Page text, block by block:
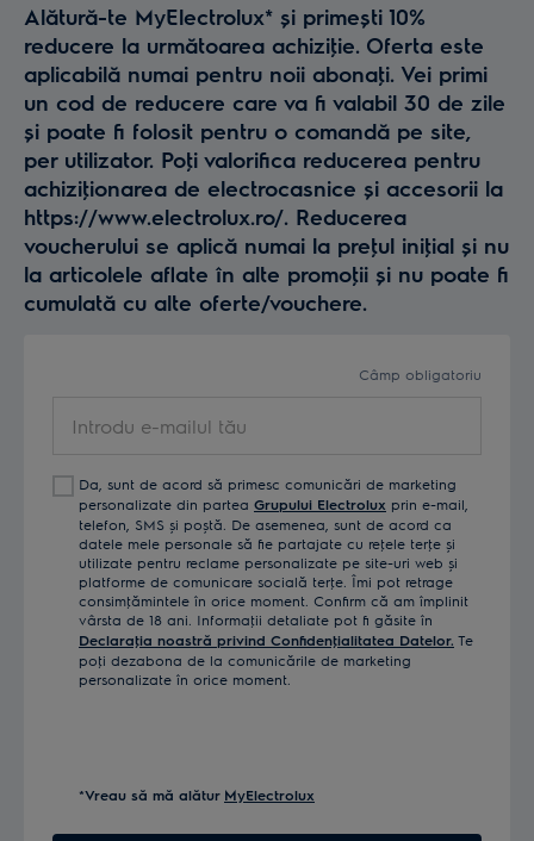
cele ce urmeaza "Campania") este compania
Electrolux Romania S.Acu sediul social in
Mun. Satu Mare, Calea Traian 23-29, jud. Satu
Mare, Punct de lucru în Bd. Aviatorilor nr. 41,
sector 1, București, inregistrata la Registrul
Comertului sub nr. J30/1/1990, Cod Unic de
Inregistrare RO2385817 (denumita in cele ce
urmeaza “Organizatorul”).
1.2Campania“Adrian Narteași Electrolux te
premiază cu un aspirator vertical Seria 800
juridica romana, cu sediul in str. Grigore
Sector 1, Bucuresti, inregistrata la Registrul
10596424, reprezentata prin Roxana-Costina
Dascălu, Director General, care are si calitatea de
imputernicit al Organizatorului (denumita in cele ce
urmeaza, „Imputernicit al Organizatorului” sau
„Agentia”).
SECTIUNEA 2. REGULAMENTUL CAMPANIEI
Campania se va desfasura conform prevederilor
derularea Campaniei si in conformitate cu
Alătură-te MyElectrolux* și primești 10%
reducere la următoarea achiziţie. Oferta este
aplicabilă numai pentru noii abonaţi. Vei primi
un cod de reducere care va fi valabil 30 de zile
și poate fi folosit pentru o comandă pe site,
per utilizator. Poţi valorifica reducerea pentru
achiziţionarea de electrocasnice și accesorii la
https://www.electrolux.ro/. Reducerea
voucherului se aplică numai la preţul iniţial și nu
la articolele aflate în alte promoţii și nu poate fi
cumulată cu alte oferte/vouchere.
Câmp obligatoriu
tău Da, sunt de acord să primesc comunicări de marketing
personalizate din partea Grupului Electrolux prin e-mail,
telefon, SMS și poștă. De asemenea, sunt de acord ca
datele mele personale să fie partajate cu reţele terţe și
utilizate pentru reclame personalizate pe site-uri web și
platforme de comunicare socială terţe. Îmi pot retrage
consimţămintele în orice moment. Confirm că am împlinit
vârsta de 18 ani. Informaţii detaliate pot fi găsite în
Declaraţia noastră privind Confidenţialitatea Datelor. Te
poţi dezabona de la comunicările de marketing
personalizate în orice moment.
*Vreau să mă alătur MyElectrolux